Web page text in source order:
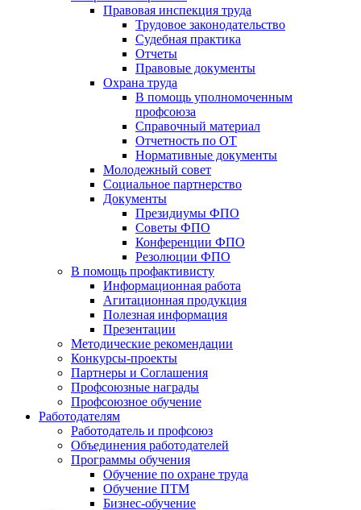
Правовая инспекция труда
Трудовое законодательство
Судебная практика
Отчеты
Правовые документы
Охрана труда
В помощь уполномоченным
профсоюза
Справочный материал
Отчетность по ОТ
Нормативные документы
Молодежный совет
Социальное партнерство
Документы
Президиумы ФПО
Советы ФПО
Конференции ФПО
Резолюции ФПО
В помощь профактивисту
Информационная работа
Агитационная продукция
Полезная информация
Презентации
Методические рекомендации
Конкурсы-проекты
Партнеры и Соглашения
Профсоюзные награды
Профсоюзное обучение
Работодателям
Работодатель и профсоюз
Объединения работодателей
Программы обучения
Обучение по охране труда
Обучение ПТМ
Бизнес-обучение